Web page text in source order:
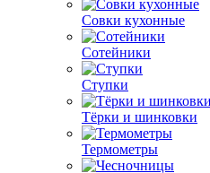
Совки кухонные
Сотейники
Ступки
Тёрки и шинковки
Термометры